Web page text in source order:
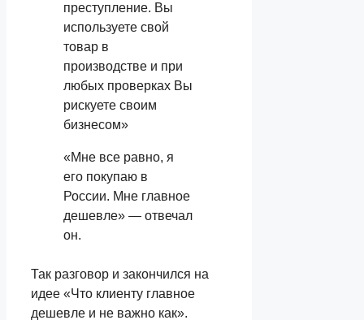
преступление. Вы
используете свой
товар в
производстве и при
любых проверках Вы
рискуете своим
бизнесом»
«Мне все равно, я
его покупаю в
России. Мне главное
дешевле» — отвечал
он.
Так разговор и закончился на
идее «Что клиенту главное
дешевле и не важно как».